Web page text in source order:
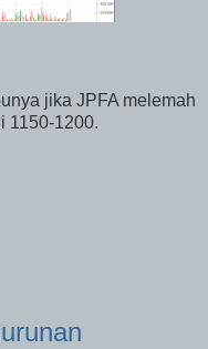
jika JPFA melemah
1150-1200.